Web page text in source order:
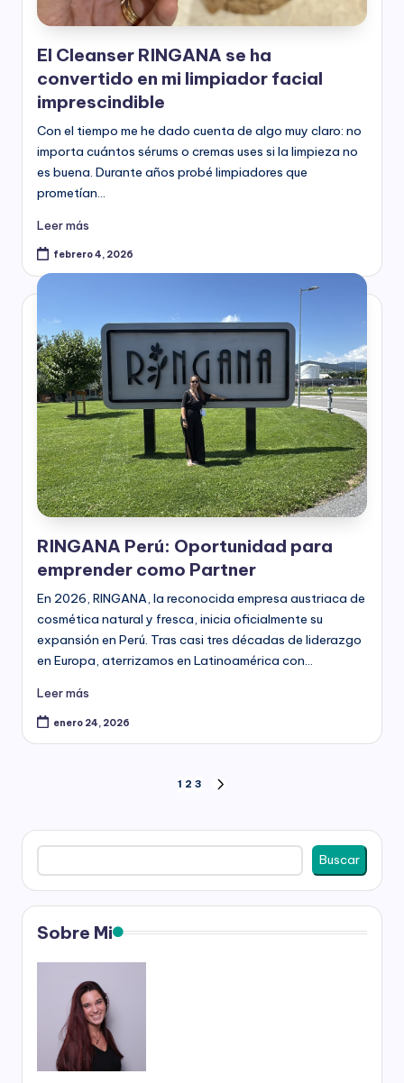
El Cleanser RINGANA se ha
convertido en mi limpiador facial
imprescindible
Con el tiempo me he dado cuenta de algo muy claro: no
importa cuántos sérums o cremas uses si la limpieza no
es buena. Durante años probé limpiadores que
prometían…
Leer más
febrero 4, 2026
RINGANA Perú: Oportunidad para
emprender como Partner
En 2026, RINGANA, la reconocida empresa austriaca de
cosmética natural y fresca, inicia oficialmente su
expansión en Perú. Tras casi tres décadas de liderazgo
en Europa, aterrizamos en Latinoamérica con…
Leer más
enero 24, 2026
de
1 2 3
Buscar
Buscar
Sobre Mi